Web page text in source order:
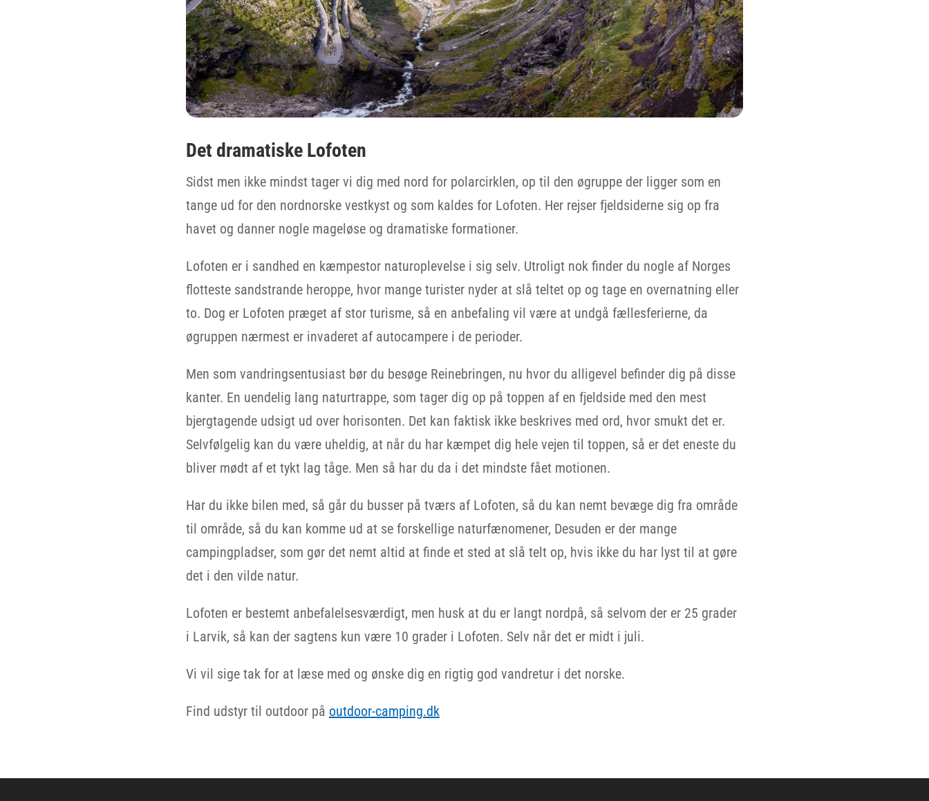
Det dramatiske Lofoten
Sidst men ikke mindst tager vi dig med nord for polarcirklen, op til den øgruppe der ligger som en
tange ud for den nordnorske vestkyst og som kaldes for Lofoten. Her rejser fjeldsiderne sig op fra
havet og danner nogle mageløse og dramatiske formationer.
Lofoten er i sandhed en kæmpestor naturoplevelse i sig selv. Utroligt nok finder du nogle af Norges
flotteste sandstrande heroppe, hvor mange turister nyder at slå teltet op og tage en overnatning eller
to. Dog er Lofoten præget af stor turisme, så en anbefaling vil være at undgå fællesferierne, da
øgruppen nærmest er invaderet af autocampere i de perioder.
Men som vandringsentusiast bør du besøge Reinebringen, nu hvor du alligevel befinder dig på disse
kanter. En uendelig lang naturtrappe, som tager dig op på toppen af en fjeldside med den mest
bjergtagende udsigt ud over horisonten. Det kan faktisk ikke beskrives med ord, hvor smukt det er.
Selvfølgelig kan du være uheldig, at når du har kæmpet dig hele vejen til toppen, så er det eneste du
bliver mødt af et tykt lag tåge. Men så har du da i det mindste fået motionen.
Har du ikke bilen med, så går du busser på tværs af Lofoten, så du kan nemt bevæge dig fra område
til område, så du kan komme ud at se forskellige naturfænomener, Desuden er der mange
campingpladser, som gør det nemt altid at finde et sted at slå telt op, hvis ikke du har lyst til at gøre
det i den vilde natur.
Lofoten er bestemt anbefalelsesværdigt, men husk at du er langt nordpå, så selvom der er 25 grader
i Larvik, så kan der sagtens kun være 10 grader i Lofoten. Selv når det er midt i juli.
Vi vil sige tak for at læse med og ønske dig en rigtig god vandretur i det norske.
Find udstyr til outdoor på outdoor-camping.dk